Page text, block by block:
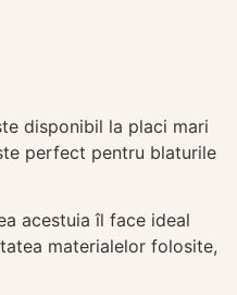
disponibil la placi mari
perfect pentru blaturile
acestuia îl face ideal
materialelor folosite,